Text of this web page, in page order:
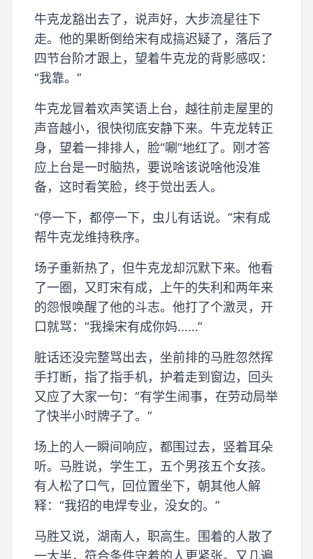
牛克龙豁出去了，说声好，大步流星往下
走。他的果断倒给宋有成搞迟疑了，落后了
四节台阶才跟上，望着牛克龙的背影感叹：
“我靠。”
牛克龙冒着欢声笑语上台，越往前走屋里的
声音越小，很快彻底安静下来。牛克龙转正
身，望着一排排人，脸“唰”地红了。刚才答
应上台是一时脑热，要说啥该说啥他没准
备，这时看笑脸，终于觉出丢人。
“停一下，都停一下，虫儿有话说。”宋有成
帮牛克龙维持秩序。
场子重新热了，但牛克龙却沉默下来。他看
了一圈，又盯宋有成，上午的失利和两年来
的怨恨唤醒了他的斗志。他打了个激灵，开
口就骂：“我操宋有成你妈……”
脏话还没完整骂出去，坐前排的马胜忽然挥
手打断，指了指手机，护着走到窗边，回头
又应了大家一句：“有学生闹事，在劳动局举
了快半小时牌子了。”
场上的人一瞬间响应，都围过去，竖着耳朵
听。马胜说，学生工，五个男孩五个女孩。
有人松了口气，回位置坐下，朝其他人解
释：“我招的电焊专业，没女的。”
马胜又说，湖南人，职高生。围着的人散了
一大半，符合条件守着的人更紧张。又几遍